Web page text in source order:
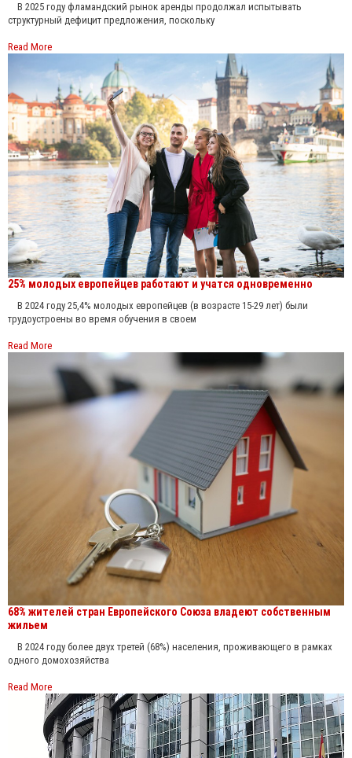
В 2025 году фламандский рынок аренды продолжал испытывать
структурный дефицит предложения, поскольку
Read More
25% молодых европейцев работают и учатся одновременно
В 2024 году 25,4% молодых европейцев (в возрасте 15-29 лет) были
трудоустроены во время обучения в своем
Read More
68% жителей стран Европейского Союза владеют собственным
жильем
В 2024 году более двух третей (68%) населения, проживающего в рамках
одного домохозяйства
Read More